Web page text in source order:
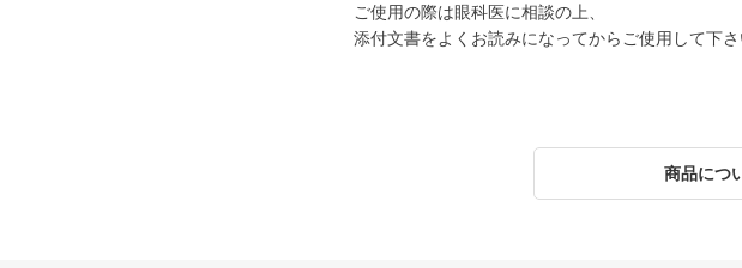
ご使用の際は眼科医に相談の上、
添付文書をよくお読みになってからご使用して下さ
商品につ